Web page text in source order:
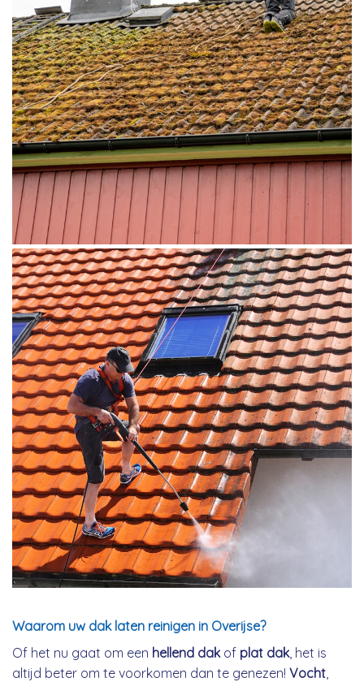
Waarom uw dak laten reinigen in Overijse?
Of het nu gaat om een hellend dakof plat dak, het is
altijd beter om te voorkomen dan te genezen! Vocht